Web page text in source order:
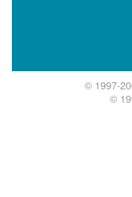
© 1997-
©